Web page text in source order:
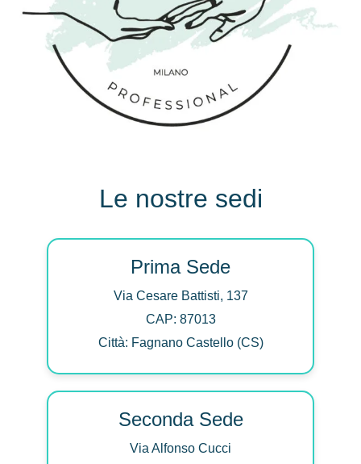
Le nostre sedi
Prima Sede
Via Cesare Battisti, 137
CAP: 87013
Città: Fagnano Castello (CS)
Seconda Sede
Via Alfonso Cucci